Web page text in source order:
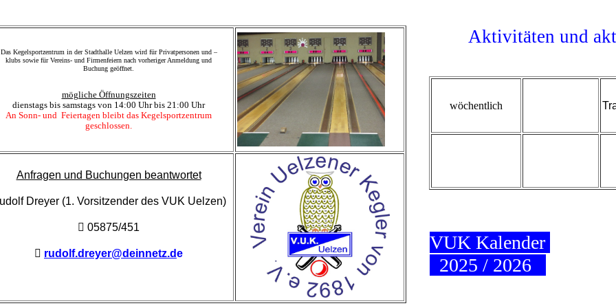
Das Kegelsportzentrum in der Stadthalle Uelzen wird für Privatpersonen und –
klubs sowie für Vereins- und Firmenfeiern nach vorheriger Anmeldung und
Buchung geöffnet.
mögliche Öffnungszeiten
dienstags bis samstags von 14:00 Uhr bis 21:00 Uhr
An Sonn- und Feiertagen bleibt das Kegelsportzentrum
geschlossen.
Anfragen und Buchungen beantwortet
Dreyer (1. Vorsitzender des VUK Uelzen)
 05875/451
 rudolf.dreyer@deinnetz.de
Aktivitäten und
wöchentlich
VUK Kalender
2025 / 2026